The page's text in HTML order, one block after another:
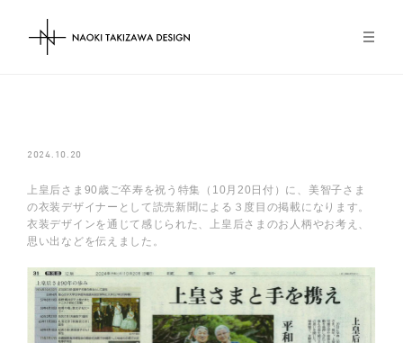
2024.10.20
上皇后さま90歳ご卒寿を祝う特集（10月20日付）に、美智子さま
の衣装デザイナーとして読売新聞による３度目の掲載になります。
衣装デザインを通じて感じられた、上皇后さまのお人柄やお考え、
思い出などを伝えました。